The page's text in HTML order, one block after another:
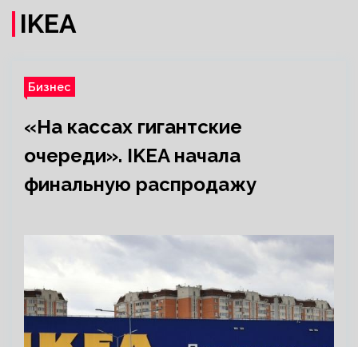
IKEA
Бизнес
«На кассах гигантские
очереди». IKEA начала
финальную распродажу